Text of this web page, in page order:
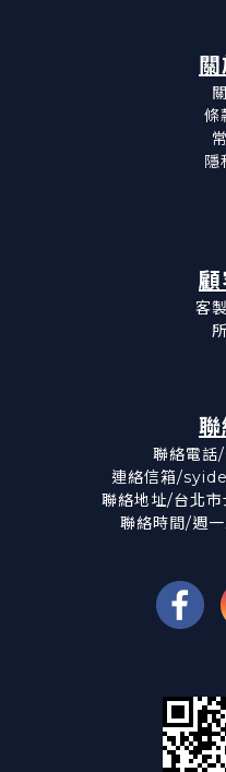
條
隱
客
聯
聯絡電
連絡信箱/
聯絡地址/台北
聯絡時間/週